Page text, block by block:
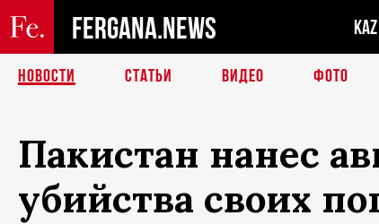
FERGANA.NEWS KAZ
НОВОСТИ СТАТЬИ ВИДЕО ФОТО
Пакистан нанес
убийства своих